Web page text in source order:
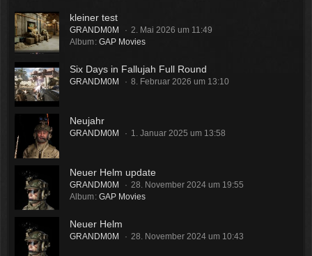
kleiner test
GRANDM0M
2. Mai 2026 um 11:49
Album GAP Movies
Six Days in Fallujah Full Round
GRANDM0M 8. Februar 2026 um 13:10
Neujahr
GRANDM0M 1. Januar 2025 um 13:58
Neuer Helm update
GRANDM0M
28. November 2024 um 19:55
Album GAP Movies
Neuer Helm
GRANDM0M 28. November 2024 um 10:43